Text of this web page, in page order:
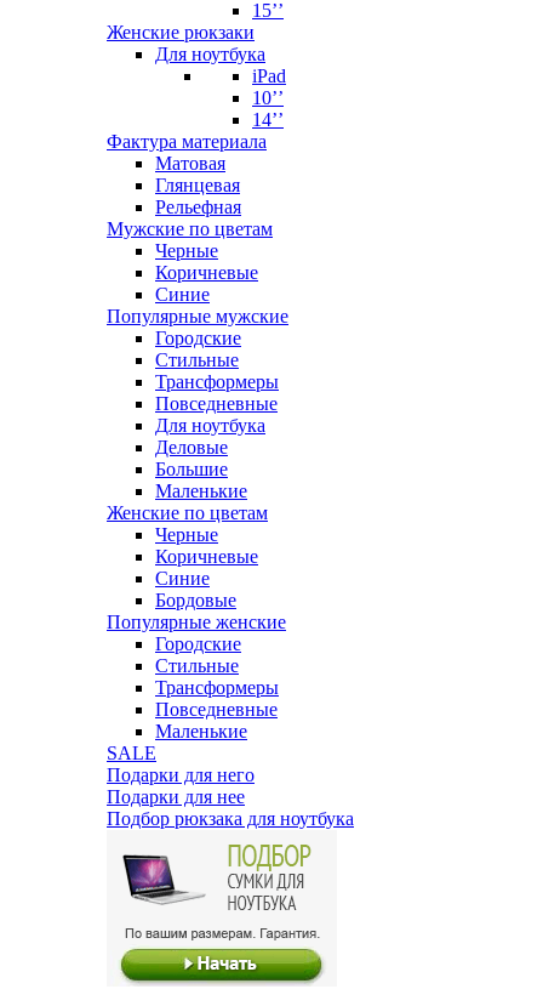
15’’
Женские рюкзаки
Для ноутбука
iPad
10’’
14’’
Фактура материала
Матовая
Глянцевая
Рельефная
Мужские по цветам
Черные
Коричневые
Синие
Популярные мужские
Городские
Стильные
Трансформеры
Повседневные
Для ноутбука
Деловые
Большие
Маленькие
Женские по цветам
Черные
Коричневые
Синие
Бордовые
Популярные женские
Городские
Стильные
Трансформеры
Повседневные
Маленькие
SALE
Подарки для него
Подарки для нее
Подбор рюкзака для ноутбука